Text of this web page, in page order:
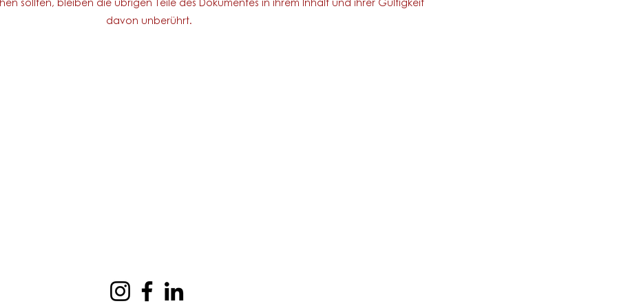
sollten, bleiben die übrigen Teile des Dokumentes in ihrem Inhalt und ihrer Gültigkeit
davon unberührt.